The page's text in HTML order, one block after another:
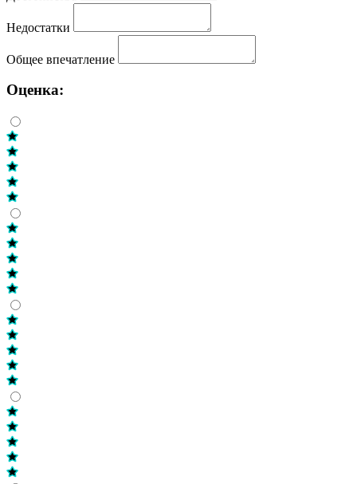
Недостатки
Общее впечатление
Оценка: